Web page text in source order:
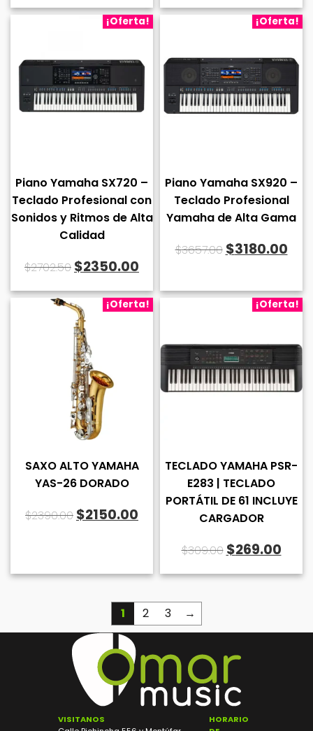
originalactual
es:
original
$3622.00.
¡Oferta!
Piano Yamaha SX720 –
Teclado Profesional con
Sonidos y Ritmos de Alta
Calidad
$2702.50 El
precio
original
era:
$2702.50.
$2350.00
precio
actual
$2350.00.
¡Oferta!
Piano Yamaha SX920 –
Teclado Profesional
Yamaha de Alta Gama
$3657.00 El
original
$3180.00El
es:
¡Oferta!
SAXO ALTO YAMAHA
YAS-26 DORADO
$2390.00 El
era:
$2150.00
actual
es:
¡Oferta!
TECLADO YAMAHA PSR-
E283 | TECLADO
PORTÁTIL DE 61 INCLUYE
CARGADOR
$309.00 El
precio
$309.00.
$269.00El
1 2 3 →
VISITANOS
HORARIO